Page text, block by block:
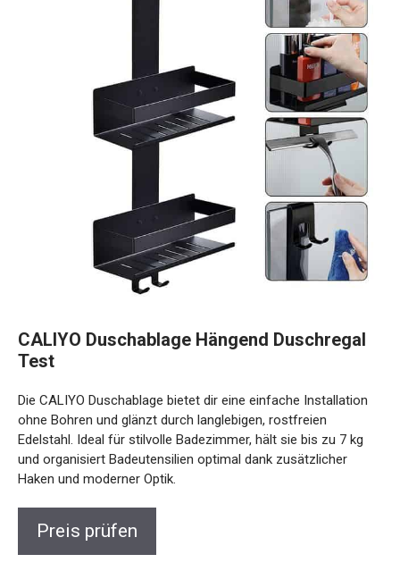
CALIYO Duschablage Hängend Duschregal
Test
Die CALIYO Duschablage bietet dir eine einfache Installation
ohne Bohren und glänzt durch langlebigen, rostfreien
Edelstahl. Ideal für stilvolle Badezimmer, hält sie bis zu 7 kg
und organisiert Badeutensilien optimal dank zusätzlicher
Haken und moderner Optik.
Preis prüfen